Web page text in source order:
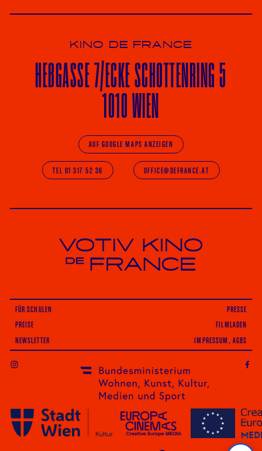
KINO DE FRANCE
HEßGASSE 7/ECKESCHOTTENRING 5
1010 WIEN
AUF GOOGLE MAPS ANZEIGEN
TEL 01 317 52 36 OFFICE@DEFRANCE.AT
Votiv Kino und Kino De France in Wien
FÜR SCHULEN
PRESSE
PREISE
FILMLADEN
NEWSLETTER IMPRESSUM, AGBS